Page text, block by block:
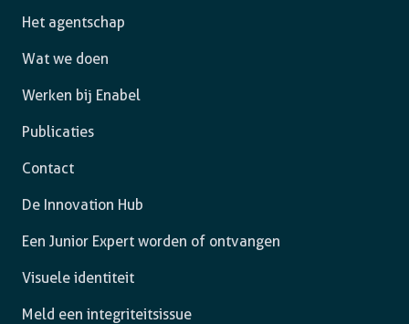
Het agentschap
Wat we doen
Werken bij Enabel
Publicaties
Contact
De Innovation Hub
Een Junior Expert worden of ontvangen
Visuele identiteit
Meld een integriteitsissue